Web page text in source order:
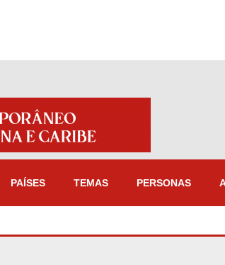
PAÍSES TEMAS PERSONAS